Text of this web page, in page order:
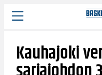
Siirry
sisältöön
Kauhajoki